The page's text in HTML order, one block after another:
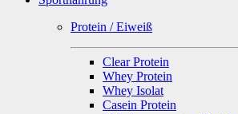
Protein / Eiweiß
Clear Protein
Whey Protein
Whey Isolat
Casein Protein